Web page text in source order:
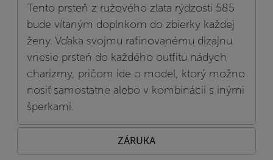
Tento prsteň z ružového zlata rýdzosti 585
bude vítaným doplnkom do zbierky každej
ženy. Vďaka svojmu rafinovanému dizajnu
vnesie prsteň do každého outfitu nádych
charizmy, pričom ide o model, ktorý možno
nosiť samostatne alebo v kombinácii s inými
šperkami.
ZÁRUKA